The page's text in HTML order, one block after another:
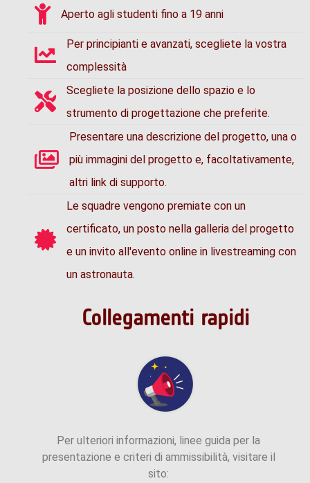
Aperto agli studenti fino a 19 anni
Per principianti e avanzati, scegliete la vostra
complessità
Scegliete la posizione dello spazio e lo
strumento di progettazione che preferite.
Presentare una descrizione del progetto, una o
più immagini del progetto e, facoltativamente,
altri link di supporto.
Le squadre vengono premiate con un
certificato, un posto nella galleria del progetto
e un invito all'evento online in livestreaming con
un astronauta.
Collegamenti rapidi
Per ulteriori informazioni, linee guida per la
presentazione e criteri di ammissibilità, visitare il
sito: